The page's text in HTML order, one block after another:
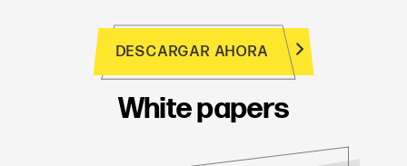
DESCARGAR AHORA
White papers